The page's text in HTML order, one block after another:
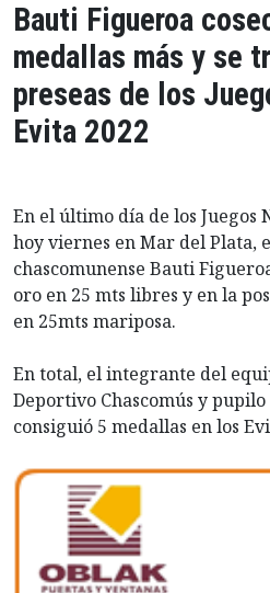
Bauti Figueroa
medallas más y se
preseas de los
Evita 2022
En el último día de los Juegos
hoy viernes en Mar del Plata,
chascomunense Bauti
oro en 25 mts libres y en la
en 25mts mariposa.
En total, el integrante del
Deportivo Chascomús y
consiguió 5 medallas en los